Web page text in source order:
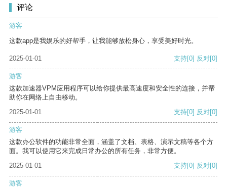
评论
游客
这款app是我娱乐的好帮手，让我能够放松身心，享受美好时光。
2025-01-01 支持[0] 反对[0]
游客
这款加速器VPM应用程序可以给你提供最高速度和安全性的连接，并帮
助你在网络上自由移动。
2025-01-01
支持[0] 反对[0]
游客
这款办公软件的功能非常全面，涵盖了文档、表格、演示文稿等各个方
面。我可以使用它来完成日常办公的所有任务，非常方便。
2025-01-01
支持[0] 反对[0]
游客